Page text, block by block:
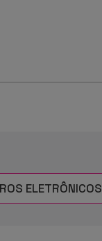
ELETRÔNICOS